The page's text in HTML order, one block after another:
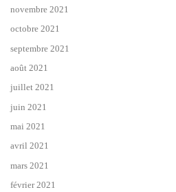
novembre 2021
octobre 2021
septembre 2021
août 2021
juillet 2021
juin 2021
mai 2021
avril 2021
mars 2021
février 2021